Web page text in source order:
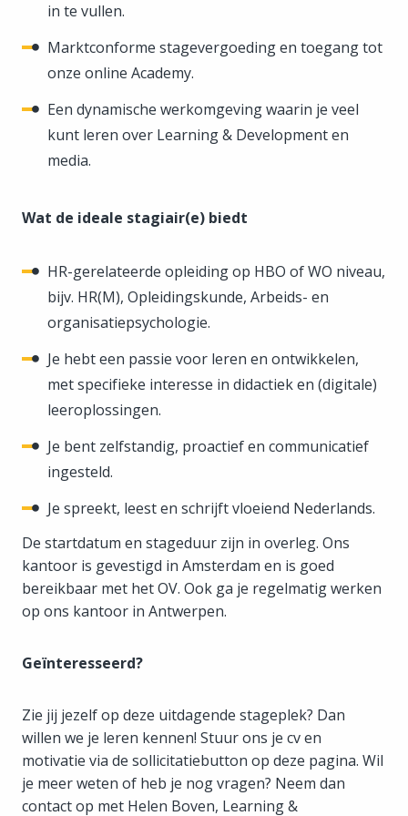
in te vullen.
Marktconforme stagevergoeding en toegang tot
onze online Academy.
Een dynamische werkomgeving waarin je veel
kunt leren over Learning & Development en
media.
Wat de ideale stagiair(e) biedt
HR-gerelateerde opleiding op HBO of WO niveau,
bijv. HR(M), Opleidingskunde, Arbeids- en
organisatiepsychologie.
Je hebt een passie voor leren en ontwikkelen,
met specifieke interesse in didactiek en (digitale)
leeroplossingen.
Je bent zelfstandig, proactief en communicatief
ingesteld.
Je spreekt, leest en schrijft vloeiend Nederlands.
De startdatum en stageduur zijn in overleg. Ons
kantoor is gevestigd in Amsterdam en is goed
bereikbaar met het OV. Ook ga je regelmatig werken
op ons kantoor in Antwerpen.
Geïnteresseerd?
Zie jij jezelf op deze uitdagende stageplek? Dan
willen we je leren kennen! Stuur ons je cv en
motivatie via de sollicitatiebutton op deze pagina. Wil
je meer weten of heb je nog vragen? Neem dan
contact op met Helen Boven, Learning &